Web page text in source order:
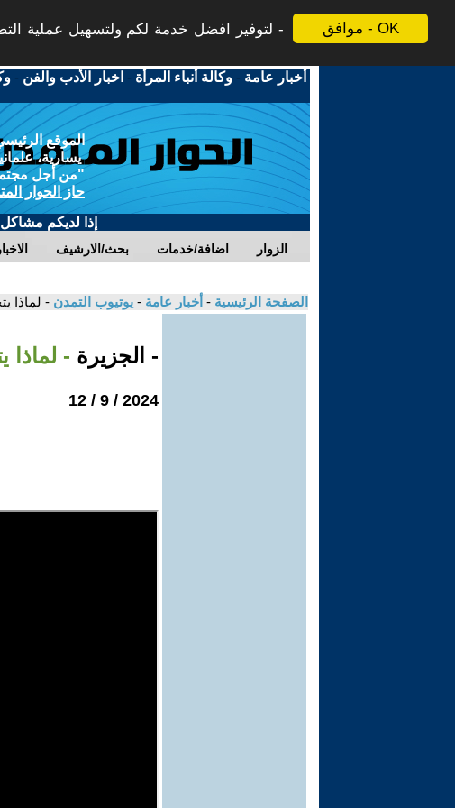
موافق - OK
لتوفير افضل خدمة لكم ولتسهيل عملية
أخبار عامة -وكالة أنباء المرأة - اخبار الأدب والفن -
الموقع
يسارية،
"من أجل
حاز الحوار
إذا لديكم
الاخبار بحث/الارشيف اضافة/خدمات الزوار
الصفحة الرئيسية - أخبار عامة - يوتيوب التمدن - لماذا
- الجزيرة -
2024 / 9 / 12